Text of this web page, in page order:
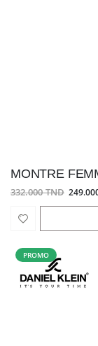
MONTRE
332.000 TND
PROMO